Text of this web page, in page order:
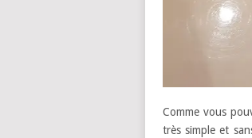
Comme vous
très simple et